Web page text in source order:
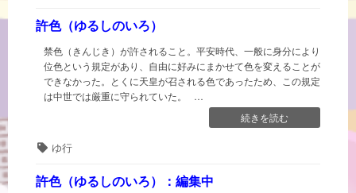
許色（ゆるしのいろ）
禁色（きんじき）が許されること。平安時代、一般に身分により
位色という規定があり、自由に好みにまかせて色を変えることが
できなかった。とくに天皇が召される色であったため、この規定
は中世では厳重に守られていた。 …
“許
色
続きを読む
タ ゆ行
許色（ゆるしのいろ）：編集中